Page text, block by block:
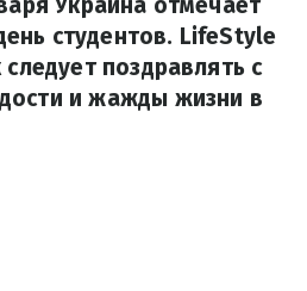
студентов. LifeStyle
поздравлять с
и жажды жизни в